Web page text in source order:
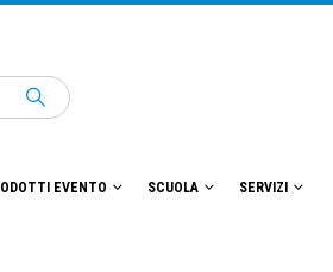
EVENTO SCUOLA SERVIZI